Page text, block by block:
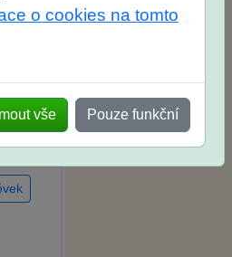
o cookies na tomto
vše Pouze funkční